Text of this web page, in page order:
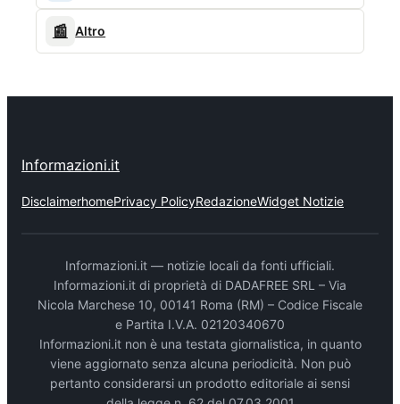
📰 Altro
Informazioni.it
DisclaimerhomePrivacy PolicyRedazioneWidget Notizie
Informazioni.it — notizie locali da fonti ufficiali.
Informazioni.it di proprietà di DADAFREE SRL – Via
Nicola Marchese 10, 00141 Roma (RM) – Codice Fiscale
e Partita I.V.A. 02120340670
Informazioni.it non è una testata giornalistica, in quanto
viene aggiornato senza alcuna periodicità. Non può
pertanto considerarsi un prodotto editoriale ai sensi